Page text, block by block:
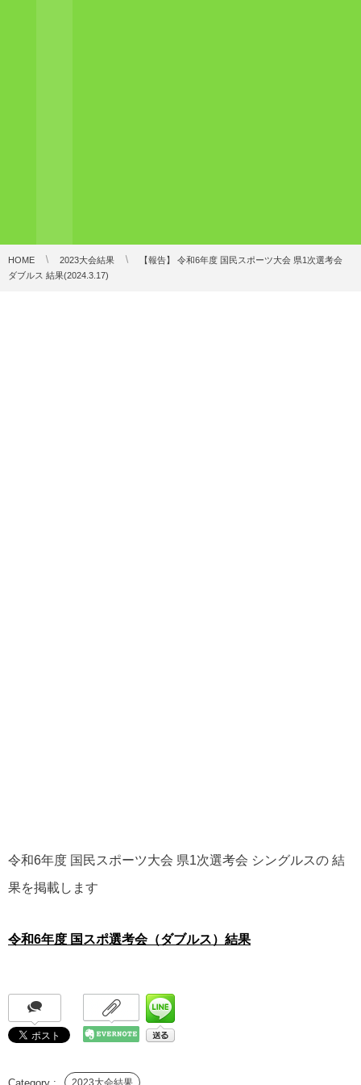
HOME 2023大会結果
【報告】 令和6年度 国民スポーツ大会 県1次選考会
ダブルス 結果(2024.3.17)
令和6年度 国民スポーツ大会 県1次選考会 シングルスの 結
果を掲載します
令和6年度 国スポ選考会（ダブルス）結果